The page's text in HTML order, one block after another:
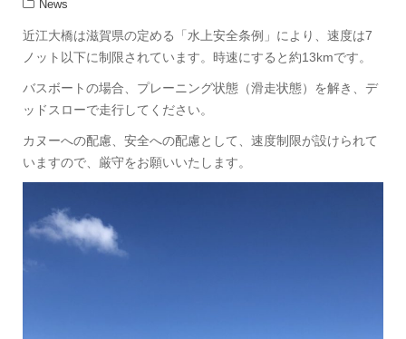
News
近江大橋は滋賀県の定める「水上安全条例」により、速度は7
ノット以下に制限されています。時速にすると約13kmです。
バスボートの場合、プレーニング状態（滑走状態）を解き、デ
ッドスローで走行してください。
カヌーへの配慮、安全への配慮として、速度制限が設けられて
いますので、厳守をお願いいたします。